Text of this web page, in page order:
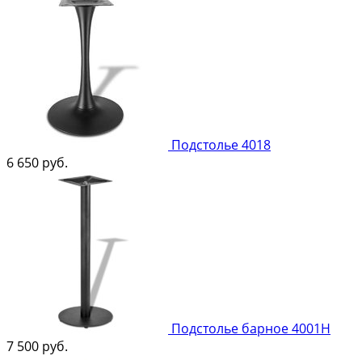
Подстолье 4018
6 650 руб.
Подстолье барное 4001Н
7 500 руб.